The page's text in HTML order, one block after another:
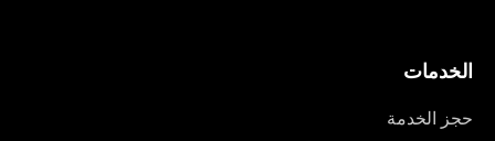
الخدمات
حجز الخدمة